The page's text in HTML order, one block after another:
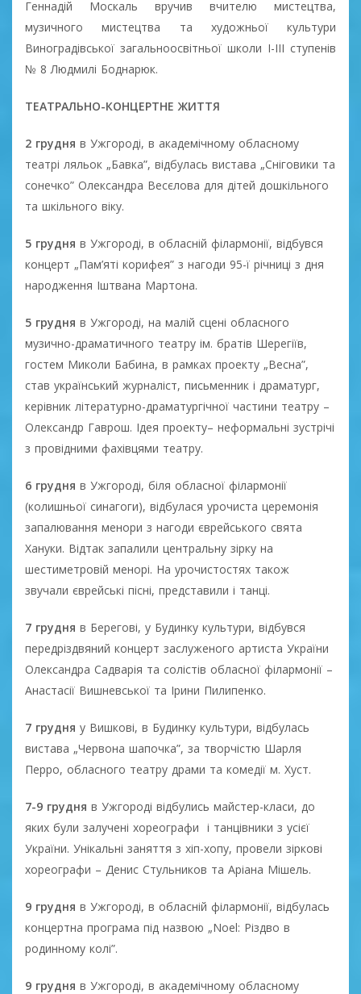
Геннадій Москаль вручив вчителю мистецтва,
музичного мистецтва та художньої культури
Виноградівської загальноосвітньої школи І-ІІІ ступенів
№ 8 Людмилі Боднарюк.
ТЕАТРАЛЬНО-КОНЦЕРТНЕ ЖИТТЯ
2 грудня в Ужгороді, в академічному обласному
театрі ляльок „Бавка”, відбулась вистава „Сніговики та
сонечко” Олександра Весєлова для дітей дошкільного
та шкільного віку.
5 грудня в Ужгороді, в обласній філармонії, відбувся
концерт „Пам’яті корифея” з нагоди 95-ї річниці з дня
народження Іштвана Мартона.
5 грудня в Ужгороді, на малій сцені обласного
музично-драматичного театру ім. братів Шерегіїв,
гостем Миколи Бабина, в рамках проекту „Весна”,
став український журналіст, письменник і драматург,
керівник літературно-драматургічної частини театру –
Олександр Гаврош. Ідея проекту– неформальні зустрічі
з провідними фахівцями театру.
6 грудня в Ужгороді, біля обласної філармонії
(колишньої синагоги), відбулася урочиста церемонія
запалювання менори з нагоди єврейського свята
Хануки. Відтак запалили центральну зірку на
шестиметровій менорі. На урочистостях також
звучали єврейські пісні, представили і танці.
7 грудня в Берегові, у Будинку культури, відбувся
передріздвяний концерт заслуженого артиста України
Олександра Садварія та солістів обласної філармонії –
Анастасії Вишневської та Ірини Пилипенко.
7 грудня у Вишкові, в Будинку культури, відбулась
вистава „Червона шапочка”, за творчістю Шарля
Перро, обласного театру драми та комедії м. Хуст.
7-9 грудня в Ужгороді відбулись майстер-класи, до
яких були залучені хореографи і танцівники з усієї
України. Унікальні заняття з хіп-хопу, провели зіркові
хореографи – Денис Стульников та Аріана Мішель.
9 грудня в Ужгороді, в обласній філармонії, відбулась
концертна програма під назвою „Noel: Різдво в
родинному колі”.
9 грудня в Ужгороді, в академічному обласному